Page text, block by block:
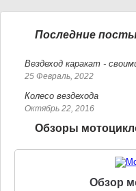
Последние
Вездеход каракат -
25 Февраль, 2022
Колесо вездехода
Октябрь 22, 2016
Обзоры
Обзор